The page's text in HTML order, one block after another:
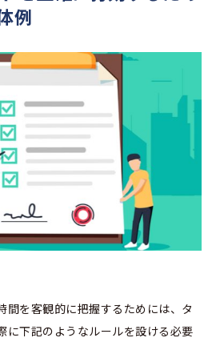
例
間を客観的に把握するためには、タ
に下記のようなルールを設ける必要